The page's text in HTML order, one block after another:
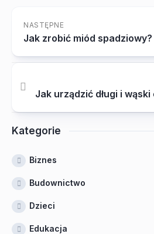
NASTĘPNE
Jak zrobić miód spadziowy?
Jak urządzić długi i wąski
Kategorie
Biznes
Budownictwo
Dzieci
Edukacja